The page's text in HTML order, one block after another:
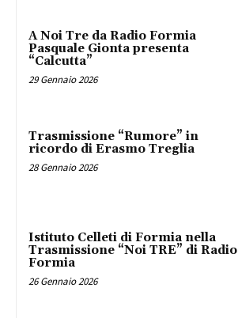
A Noi Tre da Radio Formia
Pasquale Gionta presenta
“Calcutta”
29 Gennaio 2026
Trasmissione “Rumore” in
ricordo di Erasmo Treglia
28 Gennaio 2026
Istituto Celleti di Formia nella
Trasmissione “Noi TRE” di Radio
Formia
26 Gennaio 2026